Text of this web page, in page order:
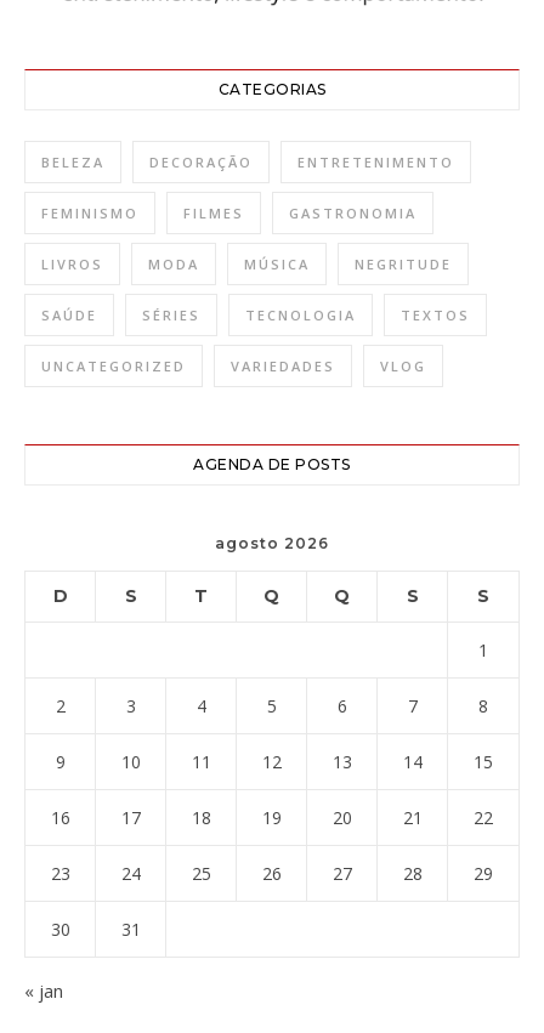
CATEGORIAS
BELEZA DECORAÇÃO ENTRETENIMENTO
FEMINISMO FILMES GASTRONOMIA
LIVROS MODA MÚSICA NEGRITUDE
SAÚDE SÉRIES TECNOLOGIA TEXTOS
UNCATEGORIZED VARIEDADES VLOG
AGENDA DE POSTS
agosto 2026
D S T Q Q S S
1
2 3 4 5 6 7 8
9 10 11 12 13 14 15
16 17 18 19 20 21 22
23 24 25 26 27 28 29
30 31
« jan